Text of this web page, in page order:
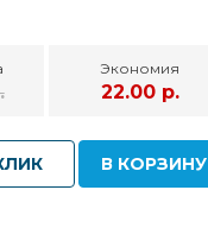
Экономия
22.00 р.
В КОРЗИНУ